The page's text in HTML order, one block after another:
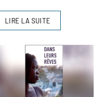
LIRE LA SUITE